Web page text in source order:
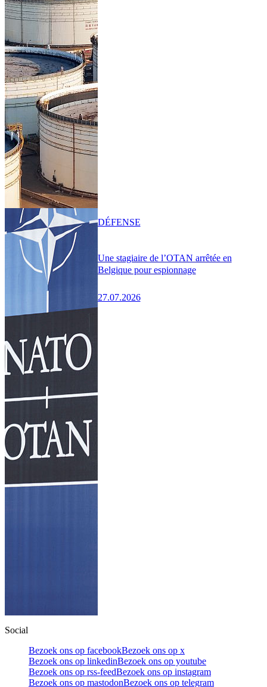
Une stagiaire de l’OTAN arrêtée en
Belgique pour espionnage
27.07.2026
DÉFENSE
Social
Bezoek ons op facebookBezoek ons op x
Bezoek ons op linkedinBezoek ons op youtube
Bezoek ons op rss-feedBezoek ons op instagram
Bezoek ons op mastodonBezoek ons op telegram